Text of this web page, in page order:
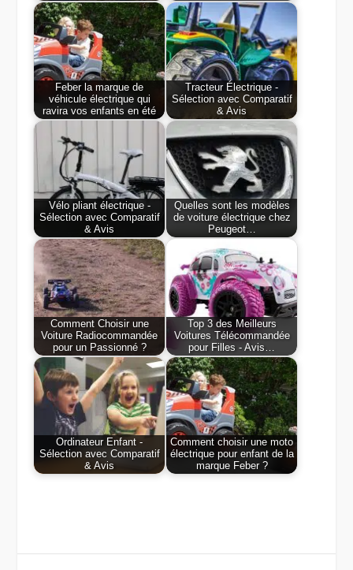
Feber la marque de
véhicule électrique qui
ravira vos enfants en été
Tracteur Électrique -
Sélection avec Comparatif
& Avis
Vélo pliant électrique -
Sélection avec Comparatif
& Avis
Quelles sont les modèles
de voiture électrique chez
Peugeot…
Comment Choisir une
Voiture Radiocommandée
pour un Passionné ?
Top 3 des Meilleurs
Voitures Télécommandée
pour Filles - Avis…
Ordinateur Enfant -
Sélection avec Comparatif
& Avis
Comment choisir une moto
électrique pour enfant de la
marque Feber ?